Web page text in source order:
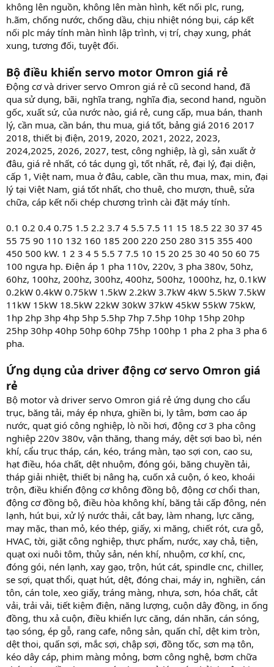
không lên nguồn, không lên màn hình, kết nối plc, rung,
h.ãm, chống nước, chống dầu, chịu nhiệt nóng bụi, cáp kết
nối plc máy tính màn hình lập trình, vị trí, chạy xung, phát
xung, tương đối, tuyệt đối.
Bộ điều khiển servo motor Omron giá rẻ
Động cơ và driver servo Omron giá rẻ cũ second hand, đã
qua sử dụng, bãi, nghĩa trang, nghĩa địa, second hand, nguồn
gốc, xuất sứ, của nước nào, giá rẻ, cung cấp, mua bán, thanh
lý, cần mua, cần bán, thu mua, giá tốt, bảng giá 2016 2017
2018, thiết bị điện, 2019, 2020, 2021, 2022, 2023,
2024,2025, 2026, 2027, test, công nghiệp, là gì, sản xuất ở
đâu, giá rẻ nhất, có tác dụng gì, tốt nhất, rẻ, đại lý, đại diện,
cấp 1, Việt nam, mua ở đâu, cable, cần thu mua, max, min, đại
lý tại Việt Nam, giá tốt nhất, cho thuê, cho mượn, thuê, sửa
chữa, cáp kết nối chép chương trình cài đặt máy tính.
0.1 0.2 0.4 0.75 1.5 2.2 3.7 4 5.5 7.5 11 15 18.5 22 30 37 45
55 75 90 110 132 160 185 200 220 250 280 315 355 400
450 500 kW. 1 2 3 4 5 5.5 7 7.5 10 15 20 25 30 40 50 60 75
100 ngựa hp. Điện áp 1 pha 110v, 220v, 3 pha 380v, 50hz,
60hz, 100hz, 200hz, 300hz, 400hz, 500hz, 1000hz, hz, 0.1kW
0.2kW 0.4kW 0.75kW 1.5kW 2.2kW 3.7kW 4kW 5.5kW 7.5kW
11kW 15kW 18.5kW 22kW 30kW 37kW 45kW 55kW 75kW,
1hp 2hp 3hp 4hp 5hp 5.5hp 7hp 7.5hp 10hp 15hp 20hp
25hp 30hp 40hp 50hp 60hp 75hp 100hp 1 pha 2 pha 3 pha 6
pha.
Ứng dụng của driver động cơ servo Omron giá
rẻ
Bộ motor và driver servo Omron giá rẻ ứng dụng cho cẩu
trục, băng tải, máy ép nhựa, ghiền bi, ly tâm, bơm cao áp
nước, quạt gió công nghiệp, lò nồi hơi, động cơ 3 pha công
nghiệp 220v 380v, vận thăng, thang máy, dệt sợi bao bì, nén
khí, cẩu trục tháp, cán, kéo, tráng màn, tạo sợi con, cao su,
hạt điều, hóa chất, dệt nhuộm, đóng gói, băng chuyền tải,
tháp giải nhiệt, thiết bị nâng hạ, cuốn xả cuộn, ó keo, khoái
trộn, điều khiển động cơ không đồng bộ, động cơ chổi than,
động cơ đồng bộ, điều hòa không khí, băng tải cấp đông, nén
lạnh, hút bụi, xử lý nước thải, cắt bay, làm nhang, lực căng,
may mặc, than mỏ, kéo thép, giấy, xi măng, chiết rót, cưa gỗ,
HVAC, tời, giặt công nghiệp, thực phẩm, nước, xay chả, tiện,
quạt oxi nuôi tôm, thủy sản, nén khí, nhuộm, cơ khí, cnc,
đóng gói, nén lạnh, xay gạo, trộn, hút cát, spindle cnc, chiller,
se sợi, quạt thổi, quạt hút, dệt, đóng chai, máy in, nghiền, cán
tôn, cán tole, xeo giấy, tráng màng, nhựa, sơn, hóa chất, cắt
vải, trải vải, tiết kiệm điện, năng lượng, cuộn dây đồng, in ống
đồng, thu xả cuộn, điều khiển lực căng, dán nhãn, cán sóng,
tạo sóng, ép gỗ, rang cafe, nông sản, quấn chỉ, dệt kim tròn,
dệt thoi, quấn sợi, mắc sợi, chập sợi, đồng tốc, sơn mạ tôn,
kéo dây cáp, phim màng mỏng, bơm công nghệ, bơm chữa